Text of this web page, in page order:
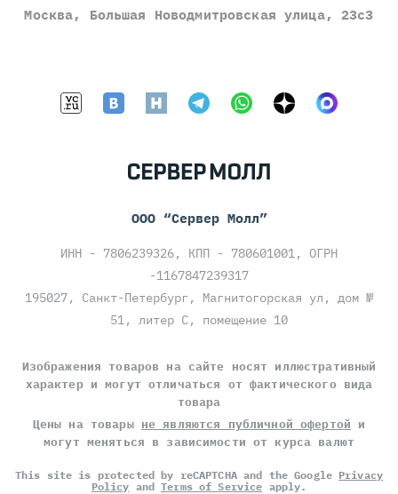
Москва, Большая Новодмитровская улица, 23с3
ООО “Сервер Молл”
ИНН - 7806239326, КПП - 780601001, ОГРН
-1167847239317
195027, Санкт-Петербург, Магнитогорская ул, дом №
51, литер С, помещение 10
Изображения товаров на сайте носят иллюстративный
характер и могут отличаться от фактического вида
товара
Цены на товары не являются публичной офертой и
могут меняться в зависимости от курса валют
This site is protected by reCAPTCHA and the Google Privacy
Policy andTerms of Service apply.